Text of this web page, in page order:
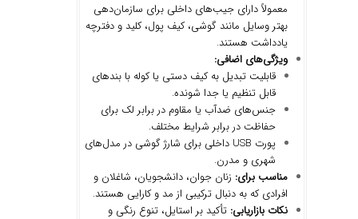
معمولاً دارای جیب‌های داخلی برای سازمان‌دهی
بهتر وسایل مانند گوشی، کیف پول، کلید و دفترچه
یادداشت هستند.
ویژگیهای اضافی:
قابلیت تبدیل به کیف دستی یا کوله با بندهای
قابل تنظیم یا جدا شونده.
جنس‌های ضدآب یا مقاوم در برابر لک برای
حفاظت در برابر شرایط مختلف.
پورت USB داخلی برای شارژ گوشی در مدل‌های
شهری و مدرن.
مناسب برای: زنان جوان، دانشجویان، شاغلان و
افرادی که به دنبال ترکیبی از مد و کارایی هستند.
نکات بازاریابی: تأکید بر استایل، تنوع رنگی و